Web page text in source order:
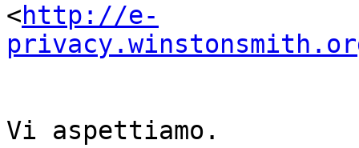
<http://e-
Vi aspettiamo.